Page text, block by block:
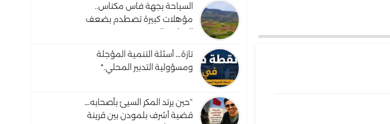
السياحة بجهة فاس مكناس..
مؤهلات كبيرة تصطدم بضعف
البنيات والترويج
تازة… أسئلة التنمية المؤجلة
ومسؤولية التدبير المحلي.*
“حين يرتد المكر السيئ بأصحابه…
قضية أشرف بلمودن بين قرينة